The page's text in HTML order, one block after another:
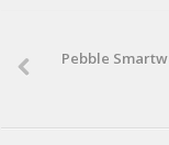
Pebble